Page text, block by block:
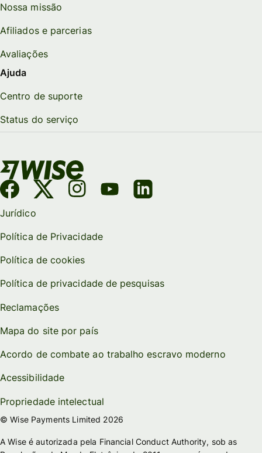
Nossa missão
Afiliados e parcerias
Avaliações
Ajuda
Centro de suporte
Status do serviço
Jurídico
Política de Privacidade
Política de cookies
Política de privacidade de pesquisas
Reclamações
Mapa do site por país
Acordo de combate ao trabalho escravo moderno
Acessibilidade
Propriedade intelectual
© Wise Payments Limited 2026
A Wise é autorizada pela Financial Conduct Authority, sob as